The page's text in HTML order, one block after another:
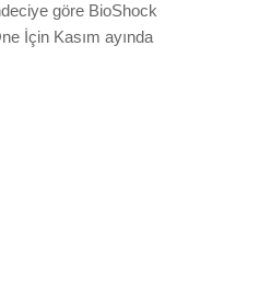
göre BioShock
İçin Kasım ayında